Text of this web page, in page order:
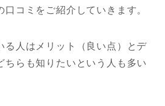
口コミをご紹介していきます。
る人はメリット（良い点）とデ
ちらも知りたいという人も多い